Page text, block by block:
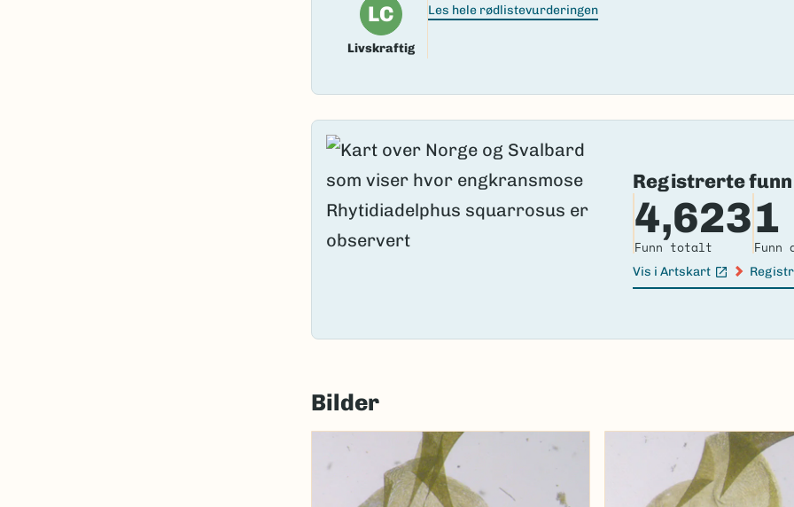
Gå til Nortaxa for flere detaljer
(Ekstern lenke)
LC
Livskraftig
Les hele rødlistevurderingen
Registrerte funn
4,623
Funn totalt
1
Funn
Vis i Artskart
(Ekstern lenke)
Bilder